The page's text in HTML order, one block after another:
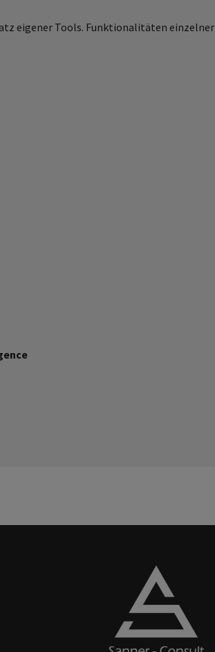
eigener Tools. Funktionalitäten einzelner